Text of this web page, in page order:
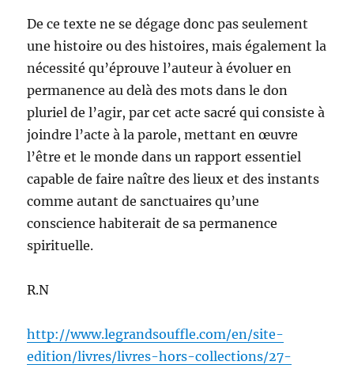
De ce texte ne se dégage donc pas seulement
une histoire ou des histoires, mais également la
nécessité qu’éprouve l’auteur à évoluer en
permanence au delà des mots dans le don
pluriel de l’agir, par cet acte sacré qui consiste à
joindre l’acte à la parole, mettant en œuvre
l’être et le monde dans un rapport essentiel
capable de faire naître des lieux et des instants
comme autant de sanctuaires qu’une
conscience habiterait de sa permanence
spirituelle.
R.N
http://www.legrandsouffle.com/en/site-
edition/livres/livres-hors-collections/27-